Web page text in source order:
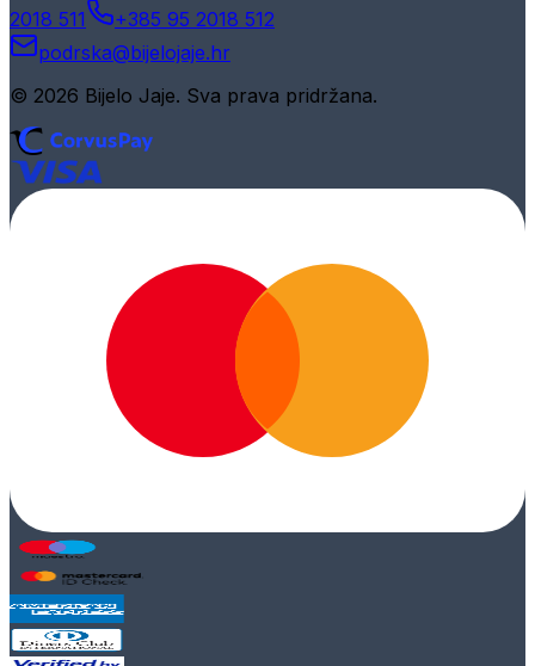
2018 511
+385 95 2018 512
podrska@bijelojaje.hr
© 2026 Bijelo Jaje. Sva prava pridržana.